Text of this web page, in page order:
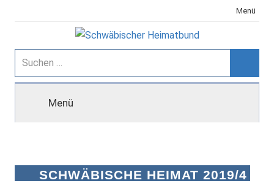
Inhalt
Menü
Schwäbischer
Heimatbund
Suchen
nach:
Menü
SCHWÄBISCHE HEIMAT 2019/4